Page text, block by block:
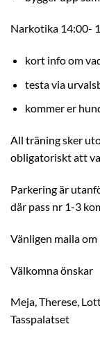
Narkotika 14:00-
kort info om
testa via
kommer er
All träning sker
obligatoriskt att
Parkering är
där pass nr 1-3
Vänligen maila
Välkomna önskar
Meja, Therese,
Tasspalatset